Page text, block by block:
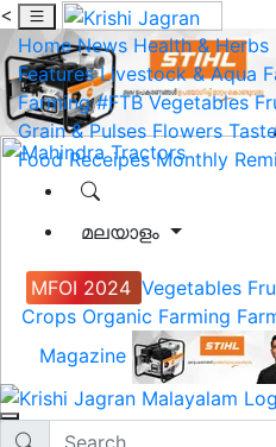
<
Home News Health & Herbs
Features Livestock & Aqua
Farming #FTB Vegetables
Grain & Pulses Flowers
Food Receipes Monthly
മലയാളം
MFOI 2024 Vegetables
Crops Organic Farming
Magazine